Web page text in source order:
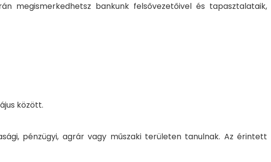
megismerkedhetsz bankunk felsővezetőivel és tapasztalataik,
között.
pénzügyi, agrár vagy műszaki területen tanulnak. Az érintett